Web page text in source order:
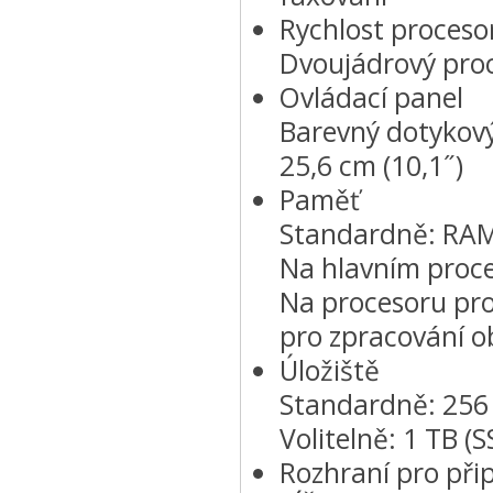
Rychlost
Dvoujádrový
Ovládací panel
Barevný
25,6 cm (10,1˝)
Paměť
Standardně:
Na hlavním
Na procesoru
pro zpracování
Úložiště
Standardně: 256
Volitelně: 1 TB
Rozhraní pro